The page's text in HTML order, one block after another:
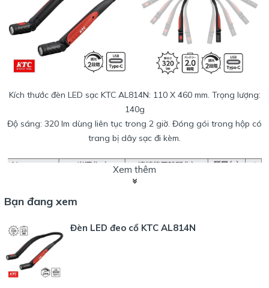
Kích thước đèn LED sạc KTC AL814N: 110 X 460 mm. Trọng lượng:
140g
Độ sáng: 320 lm dùng liên tục trong 2 giờ. Đóng gói trong hộp có
trang bị dây sạc đi kèm.
Quy cách, tiêu chuẩn đóng gói của đèn LED AL812S như bên dưới
Xem thêm
Bạn đang xem
Đèn LED đeo cổ KTC AL814N